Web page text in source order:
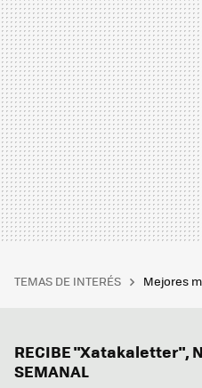
TEMAS DE INTERÉS Mejores
RECIBE "Xatakaletter",
SEMANAL